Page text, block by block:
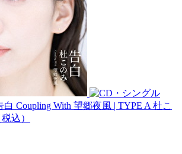
白 Coupling With 望郷夜風 | TYPE A 杜こ
込）